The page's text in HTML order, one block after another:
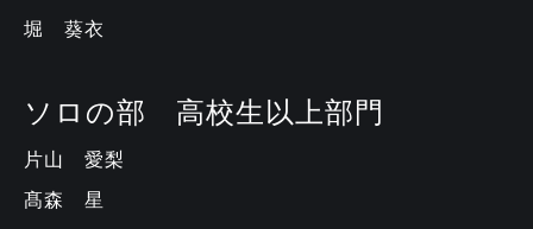
堀 葵衣
ソロの部 高校生以上部門
片山 愛梨
髙森 星